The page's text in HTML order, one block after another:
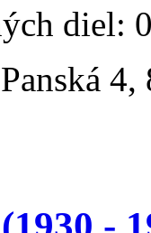
diel: